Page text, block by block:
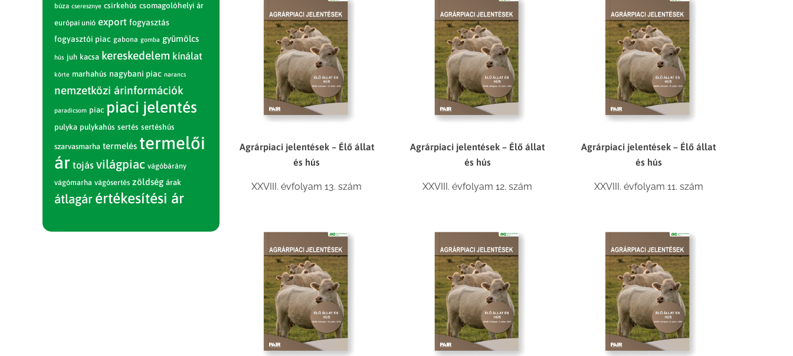
Agrárpiaci jelentések – Élő állat
és hús
XXVIII. évfolyam 13. szám
Agrárpiaci jelentések – Élő állat
és hús
XXVIII. évfolyam 12. szám
Agrárpiaci jelentések – Élő állat
és hús
XXVIII. évfolyam 11. szám
búza cseresznye csirkehús csomagolóhelyi ár
európai unió export fogyasztás
fogyasztói piac gabona gomba gyümölcs
hús juh kacsa kereskedelem kínálat
körte marhahús nagybani piac narancs
nemzetközi árinformációk
paradicsom piac piaci jelentés
pulyka pulykahús sertés sertéshús
szarvasmarha termelés termelői
ár tojás világpiac vágóbárány
vágómarha vágósertés zöldség árak
átlagár értékesítési ár